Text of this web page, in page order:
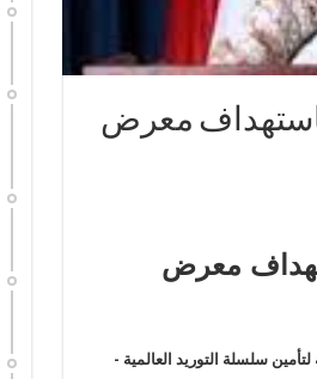
باستهداف معرض
معرض